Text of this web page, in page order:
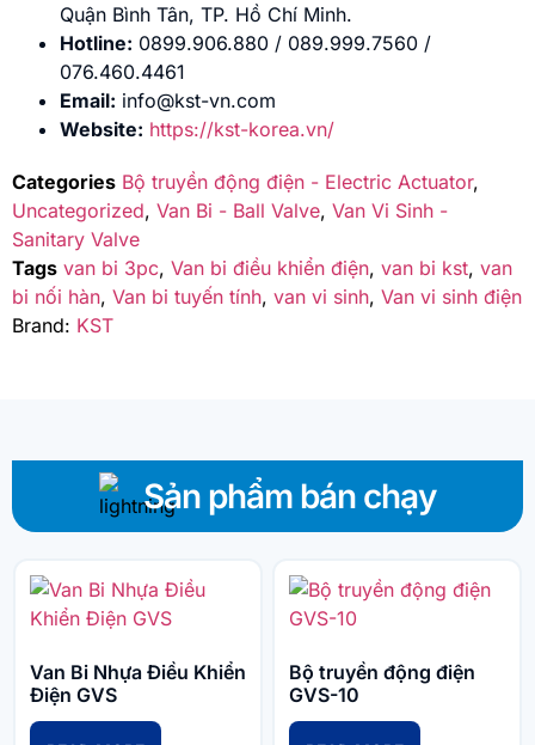
Quận Bình Tân, TP. Hồ Chí Minh.
Hotline: 0899.906.880 / 089.999.7560 /
076.460.4461
Email: info@kst-vn.com
Website: https://kst-korea.vn/
Categories Bộ truyền động điện - Electric Actuator,
Uncategorized, Van Bi - Ball Valve, Van Vi Sinh -
Sanitary Valve
Tags van bi 3pc, Van bi điều khiển điện, van bi kst, van
bi nối hàn, Van bi tuyến tính, van vi sinh, Van vi sinh điện
Brand: KST
Sản phẩm bán chạy
Van Bi Nhựa Điều Khiển
Điện GVS
Bộ truyền động điện
GVS-10